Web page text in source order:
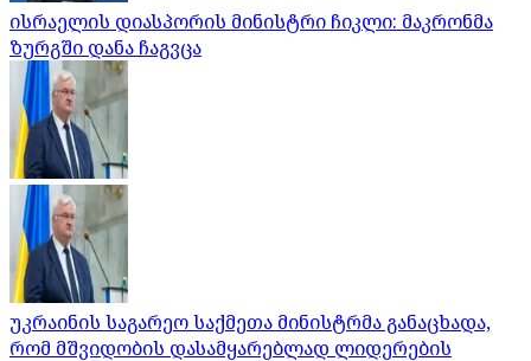
ისრაელის დიასპორის მინისტრი ჩიკლი: მაკრონმა
ზურგში დანა ჩაგვცა
უკრაინის საგარეო საქმეთა მინისტრმა განაცხადა,
რომ მშვიდობის დასამყარებლად ლიდერების